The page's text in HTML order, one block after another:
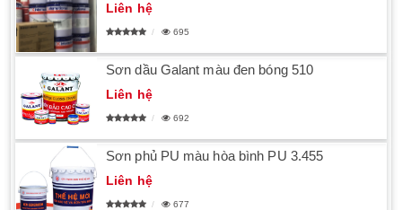
Liên hệ
695
Sơn dầu Galant màu đen bóng 510
Liên hệ
692
Sơn phủ PU màu hòa bình PU 3.455
Liên hệ
677